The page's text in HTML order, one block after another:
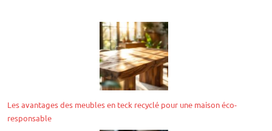
Les avantages des meubles en teck recyclé pour une maison éco-
responsable